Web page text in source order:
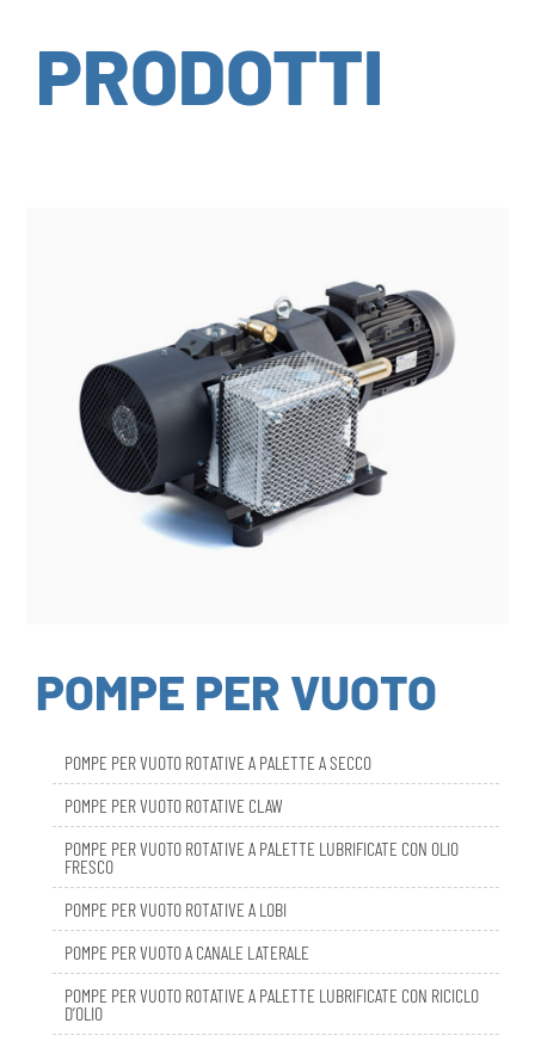
PRODOTTI
POMPE PER VUOTO
POMPE PER VUOTO ROTATIVE CLAW
POMPE PER VUOTO ROTATIVE A PALETTE LUBRIFICATE CON OLIO
FRESCO
POMPE PER VUOTO ROTATIVE A LOBI
POMPE PER VUOTO A CANALE LATERALE
POMPE PER VUOTO ROTATIVE A PALETTE LUBRIFICATE CON RICICLO
D’OLIO
DBL SMART